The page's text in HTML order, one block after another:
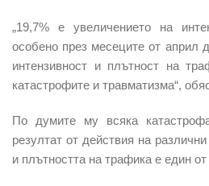
„19,7% е увеличението на
особено през месеците от април
интензивност и плътност на
катастрофите и травматизма“,
По думите му всяка
резултат от действия на
и плътността на трафика е един от